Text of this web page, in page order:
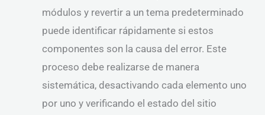
módulos y revertir a un tema predeterminado
puede identificar rápidamente si estos
componentes son la causa del error. Este
proceso debe realizarse de manera
sistemática, desactivando cada elemento uno
por uno y verificando el estado del sitio